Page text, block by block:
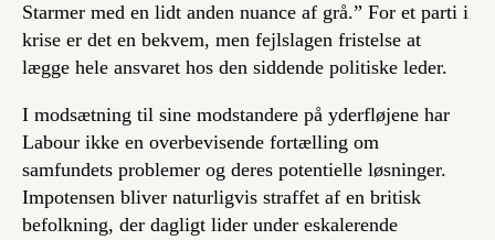
Starmer med en lidt anden nuance af grå.” For et parti i
krise er det en bekvem, men fejlslagen fristelse at
lægge hele ansvaret hos den siddende politiske leder.
I modsætning til sine modstandere på yderfløjene har
Labour ikke en overbevisende fortælling om
samfundets problemer og deres potentielle løsninger.
Impotensen bliver naturligvis straffet af en britisk
befolkning, der dagligt lider under eskalerende